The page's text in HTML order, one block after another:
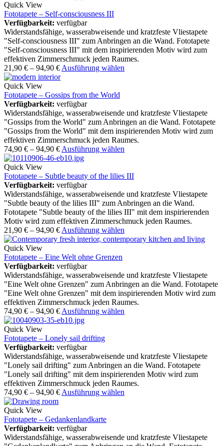
Quick View
Fototapete – Self-consciousness III
Verfügbarkeit: verfügbar
Widerstandsfähige, wasserabweisende und kratzfeste Vliestapete
"Self-consciousness III" zum Anbringen an die Wand. Fototapete
"Self-consciousness III" mit dem inspirierenden Motiv wird zum
effektiven Zimmerschmuck jeden Raumes.
21,90 € – 94,90 € Ausführung wählen
Quick View
Fototapete – Gossips from the World
Verfügbarkeit: verfügbar
Widerstandsfähige, wasserabweisende und kratzfeste Vliestapete
"Gossips from the World" zum Anbringen an die Wand. Fototapete
"Gossips from the World" mit dem inspirierenden Motiv wird zum
effektiven Zimmerschmuck jeden Raumes.
74,90 € – 94,90 € Ausführung wählen
Quick View
Fototapete – Subtle beauty of the lilies III
Verfügbarkeit: verfügbar
Widerstandsfähige, wasserabweisende und kratzfeste Vliestapete
"Subtle beauty of the lilies III" zum Anbringen an die Wand.
Fototapete "Subtle beauty of the lilies III" mit dem inspirierenden
Motiv wird zum effektiven Zimmerschmuck jeden Raumes.
21,90 € – 94,90 € Ausführung wählen
Quick View
Fototapete – Eine Welt ohne Grenzen
Verfügbarkeit: verfügbar
Widerstandsfähige, wasserabweisende und kratzfeste Vliestapete
"Eine Welt ohne Grenzen" zum Anbringen an die Wand. Fototapete
"Eine Welt ohne Grenzen" mit dem inspirierenden Motiv wird zum
effektiven Zimmerschmuck jeden Raumes.
74,90 € – 94,90 € Ausführung wählen
Quick View
Fototapete – Lonely sail drifting
Verfügbarkeit: verfügbar
Widerstandsfähige, wasserabweisende und kratzfeste Vliestapete
"Lonely sail drifting" zum Anbringen an die Wand. Fototapete
"Lonely sail drifting" mit dem inspirierenden Motiv wird zum
effektiven Zimmerschmuck jeden Raumes.
74,90 € – 94,90 € Ausführung wählen
Quick View
Fototapete – Gedankenlandkarte
Verfügbarkeit: verfügbar
Widerstandsfähige, wasserabweisende und kratzfeste Vliestapete